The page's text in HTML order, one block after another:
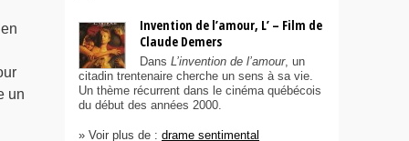
un
Invention de l’amour, L’ – Film de
Claude Demers
Dans L’invention de l’amour, un
citadin trentenaire cherche un sens à sa vie.
Un thème récurrent dans le cinéma québécois
du début des années 2000.
» Voir plus de : drame sentimental